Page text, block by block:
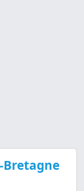
Bretagne